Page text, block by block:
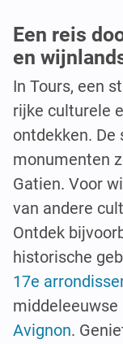
Een reis
en
In Tours, een
rijke culturele
ontdekken.
monumenten
Gatien. Voor
van andere
Ontdek
historische
17e
Avignon.